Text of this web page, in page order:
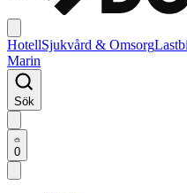
HotellSjukvård & Omsorg
Marin
Sök
0